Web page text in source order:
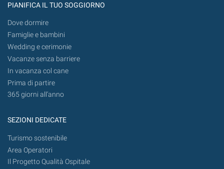
PIANIFICA IL TUO SOGGIORNO
Dove dormire
Famiglie e bambini
Wedding e cerimonie
Vacanze senza barriere
In vacanza col cane
Prima di partire
365 giorni all’anno
SEZIONI DEDICATE
Turismo sostenibile
Area Operatori
Il Progetto Qualità Ospitale